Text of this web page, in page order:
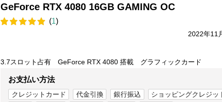
GeForce RTX 4080 16GB GAMING OC
(1)
2022年11
3.7スロット占有 GeForce RTX 4080 搭載 グラフィックカード
お支払い方法
クレジットカード 代金引換 銀行振込
ショッピングクレジッ